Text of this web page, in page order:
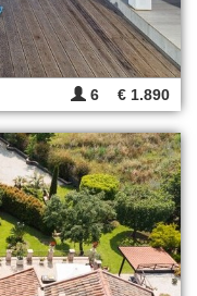
6 € 1.890